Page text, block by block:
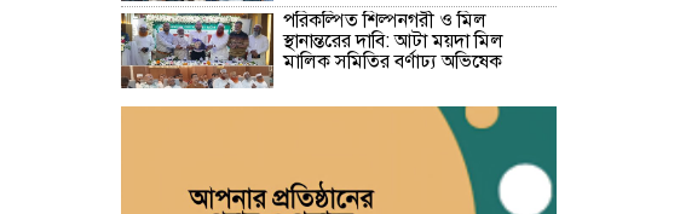
পরিকল্পিত শিল্পনগরী ও মিল
স্থানান্তরের দাবি: আটা ময়দা মিল
মালিক সমিতির বর্ণাঢ্য অভিষেক
জাতীয় ছাত্রশক্তি ফতুল্লা থানার প্রচার ও
মিডিয়া সম্পাদক হলেন সিয়াম